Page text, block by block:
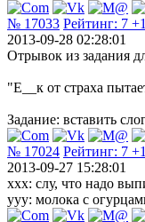
№ 17033 Рейтинг: 7 +1
2013-09-28 02:28:01
Отрывок из задания
"Е__к от страха
Задание: вставить
№ 17024 Рейтинг: 7 +1
2013-09-27 15:28:01
xxx: слу, что надо
yyy: молока с